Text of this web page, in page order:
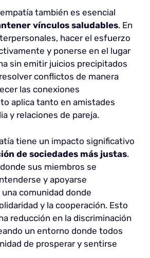
también es esencial
vínculos saludables. En
hacer el esfuerzo
y ponerse en el lugar
sin emitir juicios precipitados
conflictos de manera
las conexiones
aplica tanto en amistades
y relaciones de pareja.
tiene un impacto significativo
de sociedades más justas.
sus miembros se
y apoyarse
comunidad donde
y la cooperación. Esto
reducción en la discriminación
un entorno donde todos
de prosperar y sentirse